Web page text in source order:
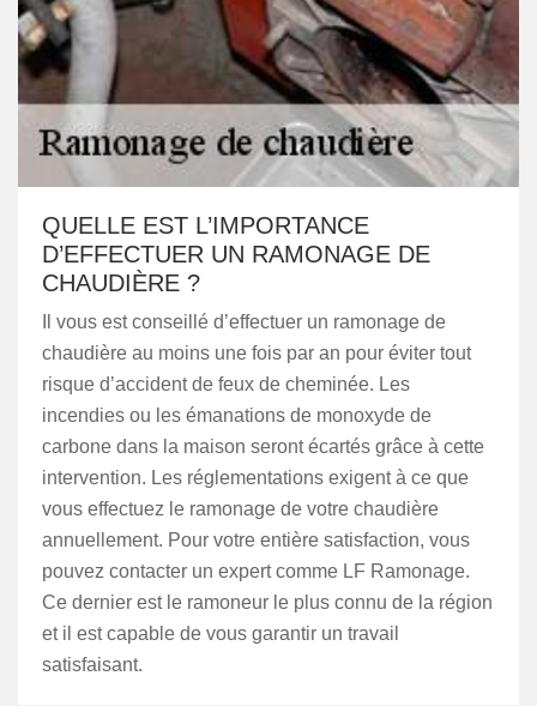
QUELLE EST L’IMPORTANCE
D’EFFECTUER UN RAMONAGE DE
CHAUDIÈRE ?
Il vous est conseillé d’effectuer un ramonage de
chaudière au moins une fois par an pour éviter tout
risque d’accident de feux de cheminée. Les
incendies ou les émanations de monoxyde de
carbone dans la maison seront écartés grâce à cette
intervention. Les réglementations exigent à ce que
vous effectuez le ramonage de votre chaudière
annuellement. Pour votre entière satisfaction, vous
pouvez contacter un expert comme LF Ramonage.
Ce dernier est le ramoneur le plus connu de la région
et il est capable de vous garantir un travail
satisfaisant.